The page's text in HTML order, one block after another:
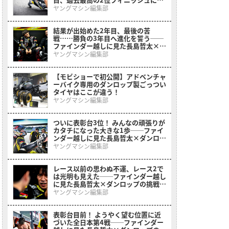
「あと１つですね」
ヤングマシン編集部
結果が出始めた2年目、最後の苦
戦……勝負の3年目へ進化を誓う──
ファインダー越しに見た長島哲太×ダ
ンロップの挑戦2025
ヤングマシン編集部
【モビショーで初公開】アドベンチャ
ーバイク専用のダンロップ製ごっつい
タイヤはここが違う！
ヤングマシン編集部
ついに表彰台3位！ みんなの頑張りが
カタチになった大きな1歩──ファイ
ンダー越しに見た長島哲太×ダンロッ
プの挑戦2025
ヤングマシン編集部
レース以前の思わぬ不運、レース2で
は光明も見えた──ファインダー越し
に見た長島哲太×ダンロップの挑戦
2025
ヤングマシン編集部
表彰台目前！ ようやく望む位置に近
づいた全日本第4戦──ファインダー